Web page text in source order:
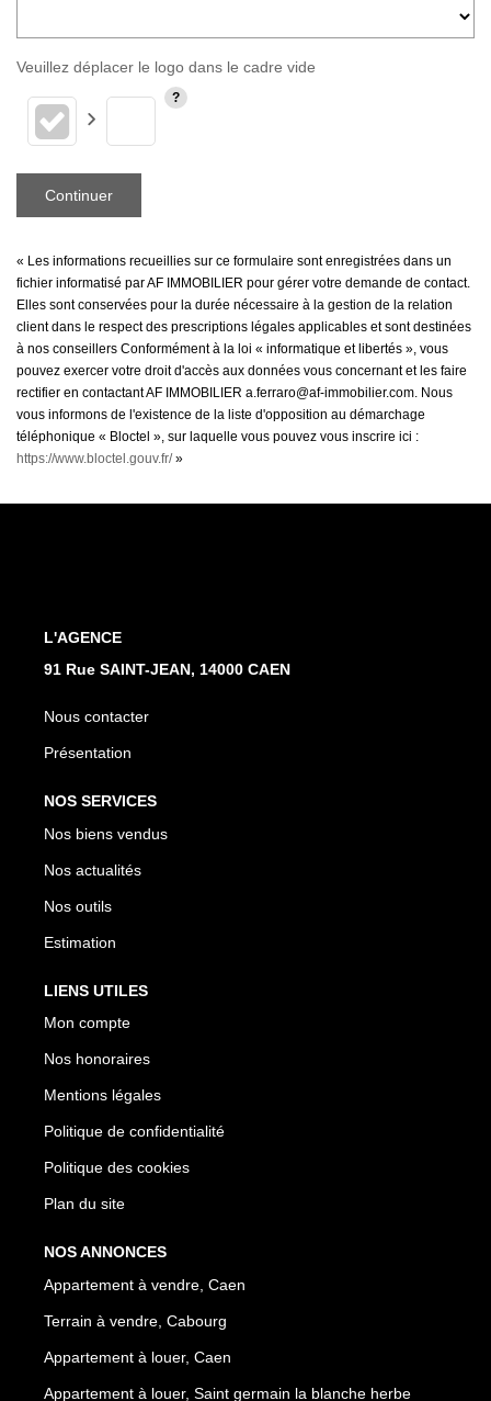
Veuillez déplacer le logo dans le cadre vide
Continuer
« Les informations recueillies sur ce formulaire sont enregistrées dans un
fichier informatisé par AF IMMOBILIER pour gérer votre demande de contact.
Elles sont conservées pour la durée nécessaire à la gestion de la relation
client dans le respect des prescriptions légales applicables et sont destinées
à nos conseillers Conformément à la loi « informatique et libertés », vous
pouvez exercer votre droit d'accès aux données vous concernant et les faire
rectifier en contactant AF IMMOBILIER a.ferraro@af-immobilier.com. Nous
vous informons de l'existence de la liste d'opposition au démarchage
téléphonique « Bloctel », sur laquelle vous pouvez vous inscrire ici :
https://www.bloctel.gouv.fr/»
L'AGENCE
91 Rue SAINT-JEAN, 14000 CAEN
Nous contacter
Présentation
NOS SERVICES
Nos biens vendus
Nos actualités
Nos outils
Estimation
LIENS UTILES
Mon compte
Nos honoraires
Mentions légales
Politique de confidentialité
Politique des cookies
Plan du site
NOS ANNONCES
Appartement à vendre, Caen
Terrain à vendre, Cabourg
Appartement à louer, Caen
Appartement à louer, Saint germain la blanche herbe